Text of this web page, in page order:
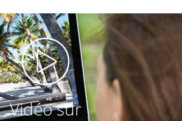
Vidéo sur